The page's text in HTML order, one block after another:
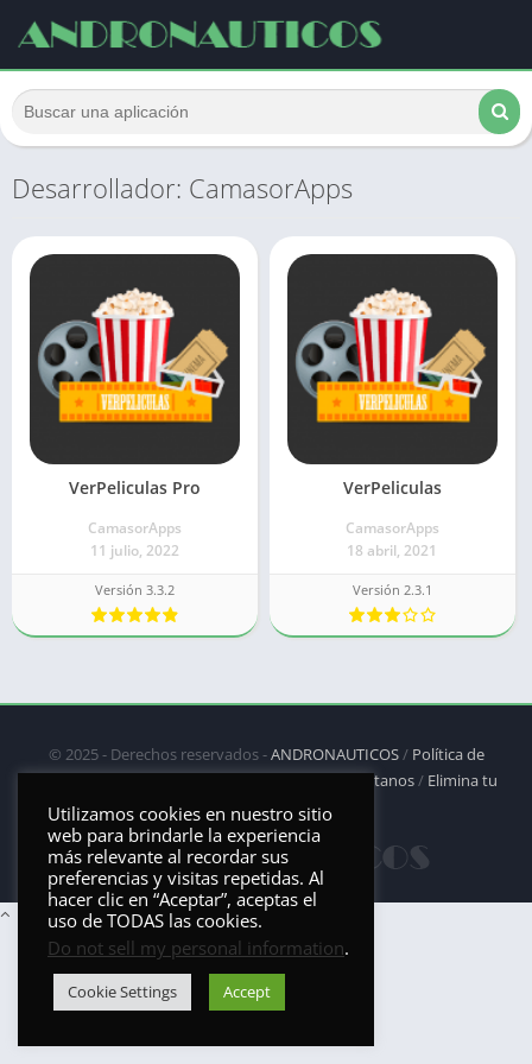
Desarrollador: CamasorApps
VerPeliculas Pro
CamasorApps
11 julio, 2022
Versión 3.3.2
VerPeliculas
CamasorApps
18 abril, 2021
Versión 2.3.1
© 2025 - Derechos reservados -ANDRONAUTICOS/ Política de
privacidad/Política de Cookies/DMCA/Contáctanos/ Elimina tu
aplicación
Utilizamos cookies en nuestro sitio
web para brindarle la experiencia
más relevante al recordar sus
preferencias y visitas repetidas. Al
hacer clic en “Aceptar”, aceptas el
uso de TODAS las cookies.
Do not sell my personal information.
Cookie Settings Accept